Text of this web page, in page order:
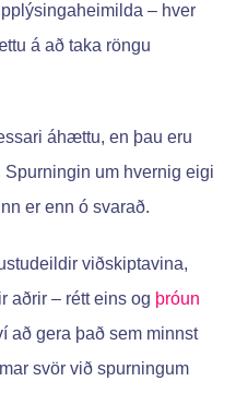
– hver
á að taka röngu
áhættu, en þau eru
um hvernig eigi
er enn ó svarað.
viðskiptavina,
aðrir – rétt eins og þróun
að gera það sem minnst
svör við spurningum